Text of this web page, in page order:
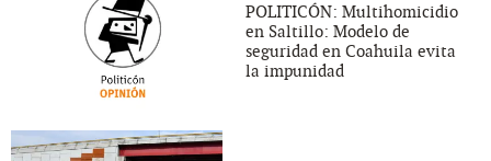
POLITICÓN: Multihomicidio
en Saltillo: Modelo de
seguridad en Coahuila evita
la impunidad